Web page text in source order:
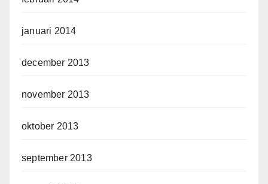
januari 2014
december 2013
november 2013
oktober 2013
september 2013